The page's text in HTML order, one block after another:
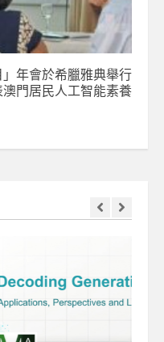
年會於希臘雅典舉行
門居民人工智能素養